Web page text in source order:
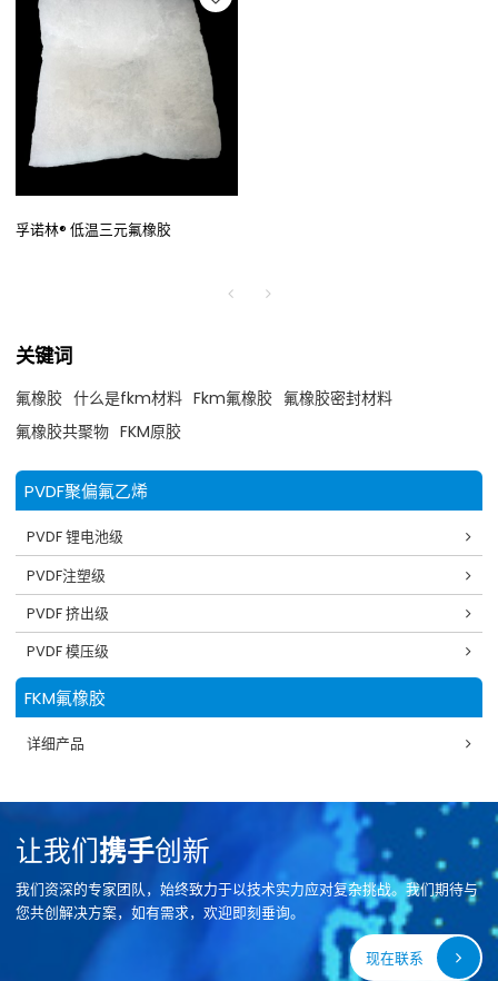
孚诺林® 低温三元氟橡胶
关键词
氟橡胶 什么是fkm材料 Fkm氟橡胶 氟橡胶密封材料
氟橡胶共聚物 FKM原胶
PVDF聚偏氟乙烯
PVDF 锂电池级
PVDF注塑级
PVDF 挤出级
PVDF 模压级
FKM氟橡胶
详细产品
让我们携手创新
我们资深的专家团队，始终致力于以技术实力应对复杂挑战。我们期待与
您共创解决方案，如有需求，欢迎即刻垂询。
现在联系